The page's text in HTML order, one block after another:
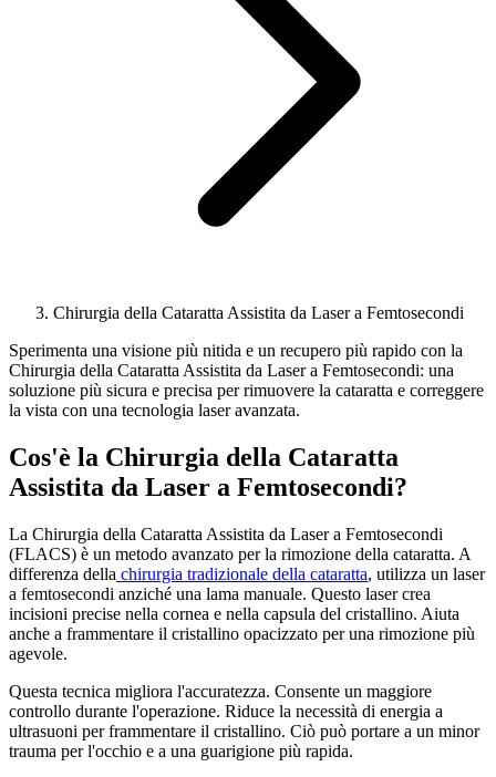
Chirurgia della Cataratta Assistita da Laser a Femtosecondi
Sperimenta una visione più nitida e un recupero più rapido con la
Chirurgia della Cataratta Assistita da Laser a Femtosecondi: una
soluzione più sicura e precisa per rimuovere la cataratta e correggere
la vista con una tecnologia laser avanzata.
Cos'è la Chirurgia della Cataratta
Assistita da Laser a Femtosecondi?
La Chirurgia della Cataratta Assistita da Laser a Femtosecondi
(FLACS) è un metodo avanzato per la rimozione della cataratta. A
differenza della chirurgia tradizionale della cataratta, utilizza un laser
a femtosecondi anziché una lama manuale. Questo laser crea
incisioni precise nella cornea e nella capsula del cristallino. Aiuta
anche a frammentare il cristallino opacizzato per una rimozione più
agevole.
Questa tecnica migliora l'accuratezza. Consente un maggiore
controllo durante l'operazione. Riduce la necessità di energia a
ultrasuoni per frammentare il cristallino. Ciò può portare a un minor
trauma per l'occhio e a una guarigione più rapida.